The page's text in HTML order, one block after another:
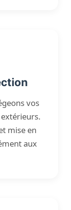
vos
mise en
aux